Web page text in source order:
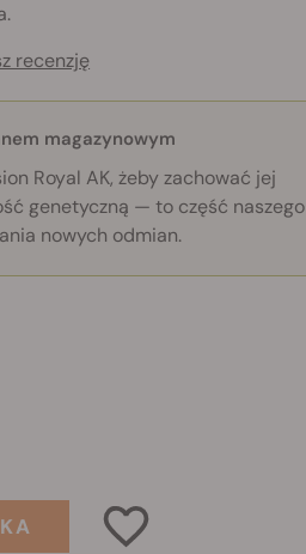
recenzję
magazynowym
Royal AK, żeby zachować jej
genetyczną — to część naszego
nowych odmian.